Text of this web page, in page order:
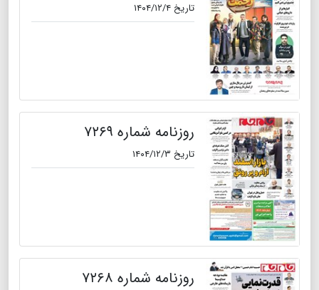
تاریخ ۱۴۰۴/۱۲/۴
روزنامه شماره ۷۲۶۹
تاریخ ۱۴۰۴/۱۲/۳
روزنامه شماره ۷۲۶۸